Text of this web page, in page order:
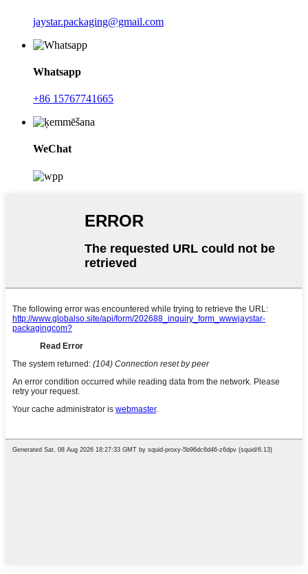
jaystar.packaging@gmail.com
Whatsapp
+86 15767741665
WeChat